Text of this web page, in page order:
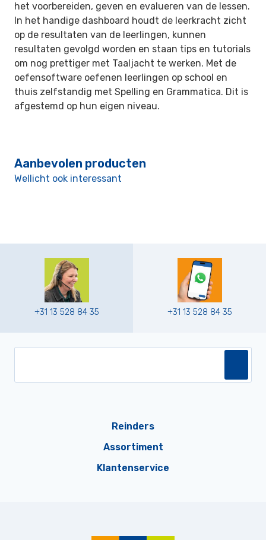
het voorbereiden, geven en evalueren van de lessen.
In het handige dashboard houdt de leerkracht zicht
op de resultaten van de leerlingen, kunnen
resultaten gevolgd worden en staan tips en tutorials
om nog prettiger met Taaljacht te werken. Met de
oefensoftware oefenen leerlingen op school en
thuis zelfstandig met Spelling en Grammatica. Dit is
afgestemd op hun eigen niveau.
Aanbevolen producten
Wellicht ook interessant
+31 13 528 84 35 +31 13 528 84 35
Reinders
Assortiment
Klantenservice